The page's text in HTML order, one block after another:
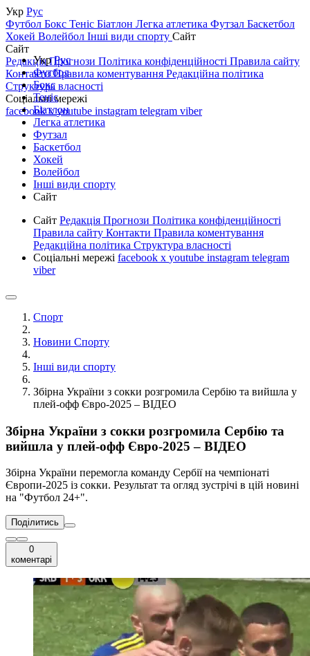
Укр Рус
Футбол Бокс Теніс Біатлон Легка атлетика Футзал Баскетбол
Хокей Волейбол Інші види спорту Сайт
Сайт
РедакціяПрогнози Політика конфіденційності Правила сайту
КонтактиПравила коментування Редакційна політика
Структура власності
Соціальні мережі
facebookxyoutube instagram telegram viber
УкрРус
Футбол
Бокс
Теніс
Біатлон
Легка атлетика
Футзал
Баскетбол
Хокей
Волейбол
Інші види спорту
Сайт
Сайт Редакція Прогнози Політика конфіденційності
Правила сайту Контакти Правила коментування
Редакційна політика Структура власності
Соціальні мережі facebook x youtube instagram telegram
viber
Спорт
Новини Спорту
Інші види спорту
Збірна України з сокки розгромила Сербію та вийшла у
плей-офф Євро-2025 – ВІДЕО
Збірна України з сокки розгромила Сербію та
вийшла у плей-офф Євро-2025 – ВІДЕО
Збірна України перемогла команду Сербії на чемпіонаті
Європи-2025 із сокки. Результат та огляд зустрічі в цій новині
на "Футбол 24+".
Поділитись
0
коментарі